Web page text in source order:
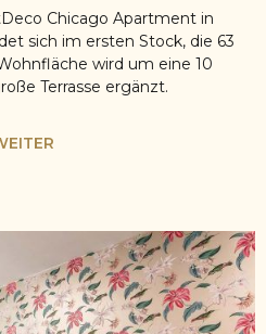
Chicago Apartment in
sich im ersten Stock, die 63
wird um eine 10
Terrasse ergänzt.